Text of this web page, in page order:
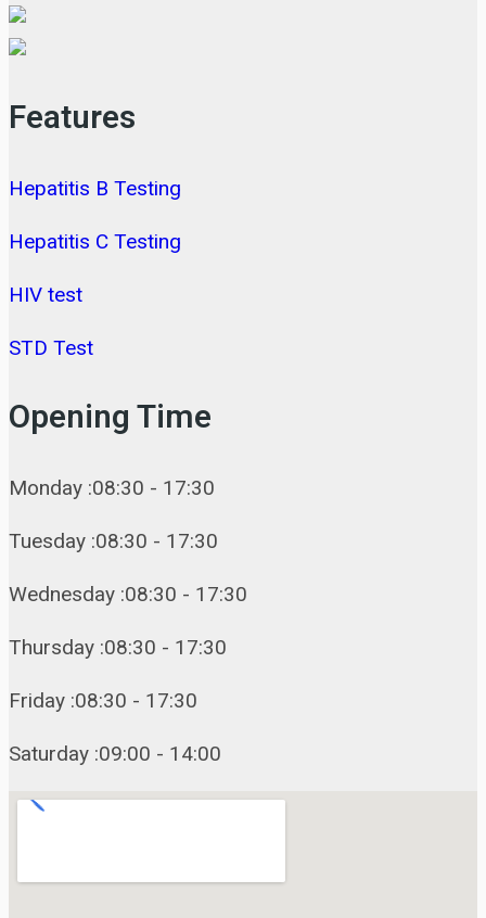
Features
Hepatitis B Testing
Hepatitis C Testing
HIV test
STD Test
Opening Time
Monday :08:30 - 17:30
Tuesday :08:30 - 17:30
Wednesday :08:30 - 17:30
Thursday :08:30 - 17:30
Friday :08:30 - 17:30
Saturday :09:00 - 14:00